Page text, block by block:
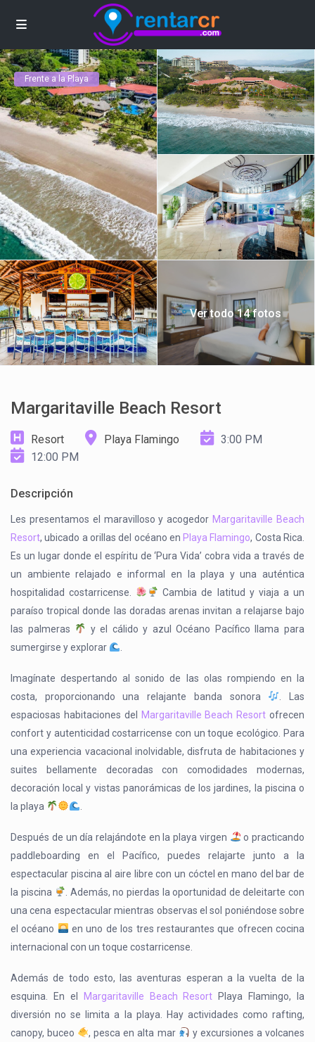
Frente a la Playa
Ver todo 14 fotos
Margaritaville Beach Resort
Resort Playa Flamingo
3:00 PM
12:00 PM
Descripción
Les presentamos el maravilloso y acogedor Margaritaville Beach
Resort, ubicado a orillas del océano en Playa Flamingo, Costa Rica.
Es un lugar donde el espíritu de ‘Pura Vida’ cobra vida a través de
un ambiente relajado e informal en la playa y una auténtica
hospitalidad costarricense.
Cambia de latitud y viaja a un
paraíso tropical donde las doradas arenas invitan a relajarse bajo
las palmeras
y el cálido y azul Océano Pacífico llama para
sumergirse y explorar
Imagínate despertando al sonido de las olas rompiendo en la
costa, proporcionando una relajante banda sonora
. Las
espaciosas habitaciones del
Margaritaville Beach Resort ofrecen
confort y autenticidad costarricense con un toque ecológico. Para
una experiencia vacacional inolvidable, disfruta de habitaciones y
suites bellamente decoradas con comodidades modernas,
decoración local y vistas panorámicas de los jardines, la piscina o
la playa
Después de un día relajándote en la playa virgen
o practicando
paddleboarding en el Pacífico, puedes relajarte junto a la
espectacular piscina al aire libre con un cóctel en mano del bar de
la piscina
. Además, no pierdas la oportunidad de deleitarte con
una cena espectacular mientras observas el sol poniéndose sobre
el océano
en uno de los tres restaurantes que ofrecen cocina
internacional con un toque costarricense.
Además de todo esto, las aventuras esperan a la vuelta de la
esquina. En el
Margaritaville Beach Resort Playa Flamingo, la
diversión no se limita a la playa. Hay actividades como rafting,
canopy, buceo
, pesca en alta mar
y excursiones a volcanes